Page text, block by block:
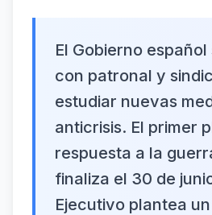
El Gobierno
con patronal y
estudiar nuevas
anticrisis. El primer
respuesta a la
finaliza el 30 de
Ejecutivo plantea